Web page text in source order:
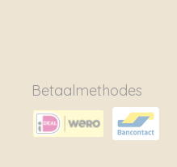
Betaalmethodes